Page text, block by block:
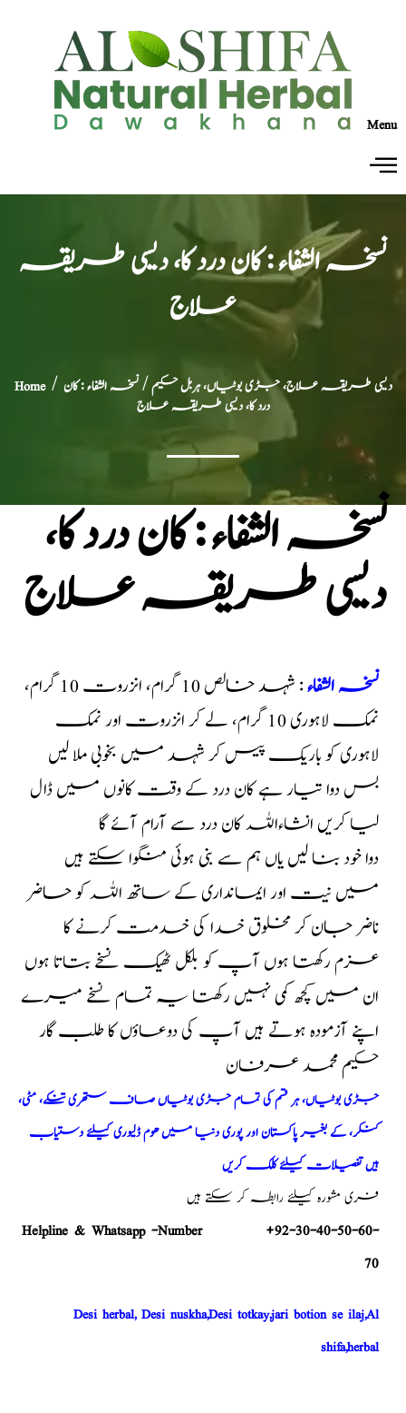
Menu
نسخہ الشفاء : کان درد کا، دیسی طریقہ
علاج
Home/ دیسی طریقہ علاج، جڑی بوٹیاں، ہربل حکیم/ نسخہ الشفاء : کان
درد کا، دیسی طریقہ علاج
نسخہ الشفاء : کان درد کا،
دیسی طریقہ علاج
نسخہ الشفاء
: شہد خالص 10 گرام، انزروت 10 گرام،
نمک لاہوری 10 گرام، لے کر انزروت اور نمک
لاہوری کو باریک پیس کر شہد میں بخوبی ملا لیں
بس دوا تیار ہے کان درد کے وقت کانوں میں ڈال
لیا کریں انشاءاللہ کان درد سے آرام آئے گا
دوا خود بنا لیں یاں ہم سے بنی ہوئی منگوا سکتے ہیں
میں نیت اور ایمانداری کے ساتھ اللہ کو حاضر
ناضر جان کر مخلوق خدا کی خدمت کرنے کا
عزم رکھتا ہوں آپ کو بلکل ٹھیک نسخے بتاتا ہوں
ان میں کچھ کمی نہیں رکھتا یہ تمام نسخے میرے
اپنے آزمودہ ہوتے ہیں آپ کی دوعاؤں کا طلب گار
حکیم محمد عرفان
جڑی بوٹیاں، ہر قسم کی تمام جڑی بوٹیاں صاف ستھری تنکے، مٹی،
کنکر، کے بغیر پاکستان اور پوری دنیا میں ھوم ڈلیوری کیلئے دستیاب
ہیں تفصیلات کیلئے کلک کریں
فری مشورہ کیلئے رابطہ کر سکتے ہیں
Helpline & Whatsapp -Number +92-30-40-50-60-
70
Desi herbal, Desi nuskha,Desi totkay,jari botion se ilaj,Al
shifa,herbal